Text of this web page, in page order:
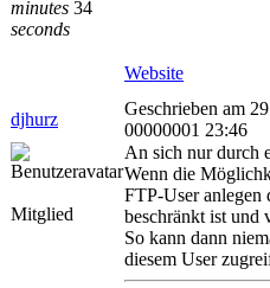
minutes 34
seconds
Website
djhurz
Geschrieben am
00000001 23:46
Mitglied
An sich nur durch
Wenn die
FTP-User anlegen
beschränkt ist und
So kann dann
diesem User